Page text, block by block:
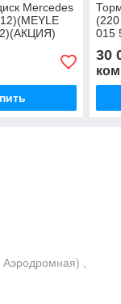
Mercedes
015
30
Аэродромная) ,